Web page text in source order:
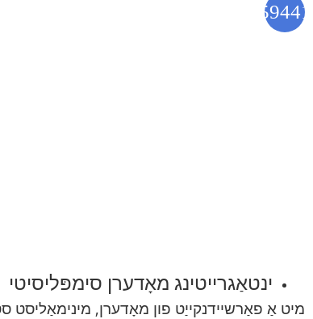
ינטאַגרייטינג מאָדערן סימפּליסיטי
מיט אַ פאַרשיידנקייַט פון מאָדערן, מינימאַליסט